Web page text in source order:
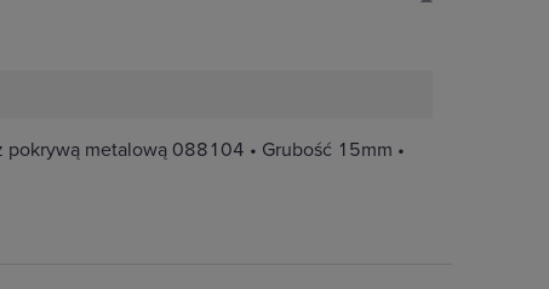
pokrywą metalową 088104 • Grubość 15mm •